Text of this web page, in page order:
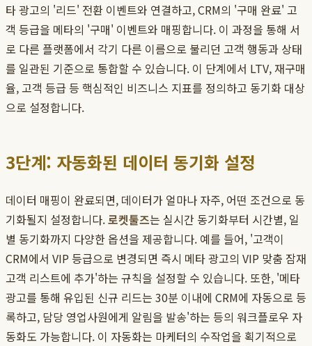
타 광고의 '리드' 전환 이벤트와 연결하고, CRM의 '구매 완료' 고
객 등급을 메타의 '구매' 이벤트와 매핑합니다. 이 과정을 통해 서
로 다른 플랫폼에서 각기 다른 이름으로 불리던 고객 행동과 상태
를 일관된 기준으로 통합할 수 있습니다. 이 단계에서 LTV, 재구매
율, 고객 등급 등 핵심적인 비즈니스 지표를 정의하고 동기화 대상
으로 설정합니다.
3단계: 자동화된 데이터 동기화 설정
데이터 매핑이 완료되면, 데이터가 얼마나 자주, 어떤 조건으로 동
기화될지 설정합니다.로켓툴즈는 실시간 동기화부터 시간별, 일
별 동기화까지 다양한 옵션을 제공합니다. 예를 들어, '고객이
CRM에서 VIP 등급으로 변경되면 즉시 메타 광고의 VIP 맞춤 잠재
고객 리스트에 추가'하는 규칙을 설정할 수 있습니다. 또한, '메타
광고를 통해 유입된 신규 리드는 30분 이내에 CRM에 자동으로 등
록하고, 담당 영업사원에게 알림을 발송'하는 등의 워크플로우 자
동화도 가능합니다. 이 자동화는 마케터의 수작업을 획기적으로